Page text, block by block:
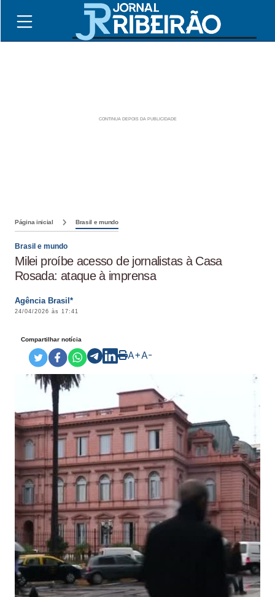
Página inicial Brasil e mundo
Brasil e mundo
Milei proíbe acesso de jornalistas à Casa
Rosada: ataque à imprensa
Agência Brasil*
24/04/2026 às 17:41
Compartilhar notícia
A+A-